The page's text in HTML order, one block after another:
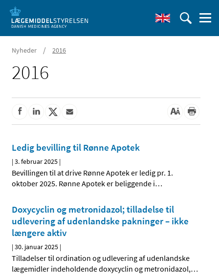
Nyheder / 2016
2016
Ledig bevilling til Rønne Apotek
|3. februar 2025 |
Bevillingen til at drive Rønne Apotek er ledig pr. 1.
oktober 2025. Rønne Apotek er beliggende i…
Doxycyclin og metronidazol; tilladelse til
udlevering af udenlandske pakninger – ikke
længere aktiv
|30. januar 2025 |
Tilladelser til ordination og udlevering af udenlandske
lægemidler indeholdende doxycyclin og metronidazol,…